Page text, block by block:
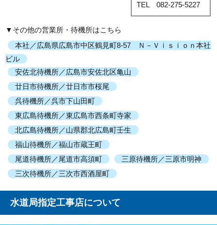
TEL 082-275-5227
▼その他の営業所・待機所はこちら
本社／広島県広島市中区鶴見町8-57 Ｎ－Ｖｉｓｉｏｎ本社
ビル
安佐北待機所／広島市安佐北区亀山
廿日市待機所／廿日市市桜尾
呉待機所／呉市下山田町
東広島待機所／東広島市西条町寺家
北広島待機所／山県郡北広島町壬生
福山待機所／福山市蔵王町
尾道待機所／尾道市高須町
三原待機所／三原市明神
三次待機所／三次市西酒屋町
水道局指定工事店について